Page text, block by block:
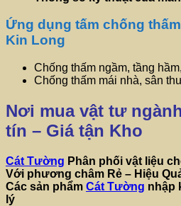
Ứng dụng tấm chống
Kin Long
Chống thấm ngầm, tầng
Chống thấm mái nhà, sân
Nơi mua vật tư
tín – Giá tận Kho
Cát Tường Phân phối vật liệu
Với phương châm Rẻ – Hiệu
Các sản phẩm Cát Tường nhập
lý